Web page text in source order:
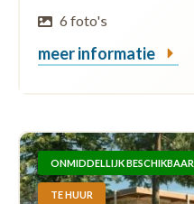
6 foto's
meer informatie
ONMIDDELLIJK BESCHIKBAAR
TE HUUR